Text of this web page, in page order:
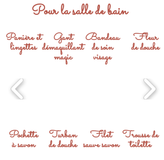
Pour la salle de bain
Panière et
lingettes
Gant
démaquillant
maqic
Bandeau
de soin
visage
Fleur
de douche
Pochette
à savon
Turban
de douche
Filet
sauve savon
Trousse de
toilette